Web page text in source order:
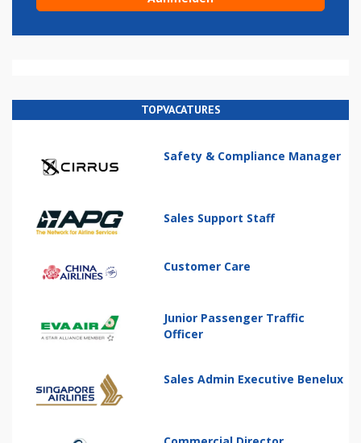
TOPVACATURES
Safety & Compliance Manager
Sales Support Staff
Customer Care
Junior Passenger Traffic
Officer
Sales Admin Executive Benelux